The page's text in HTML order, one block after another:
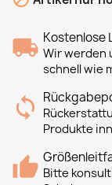
Kostenlose
Wir werden
schnell wie
Produkte
Bitte